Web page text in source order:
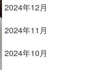
2024年12月
2024年11月
2024年10月